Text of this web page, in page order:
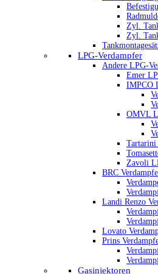
Zyl.
Zyl.
LPG-Verdampfer
Andere LPG-
Emer
IMPCO
OMVL
Tartarini
Zavoli
BRC
Landi Renzo
Lovato
Prins
Gasinjektoren